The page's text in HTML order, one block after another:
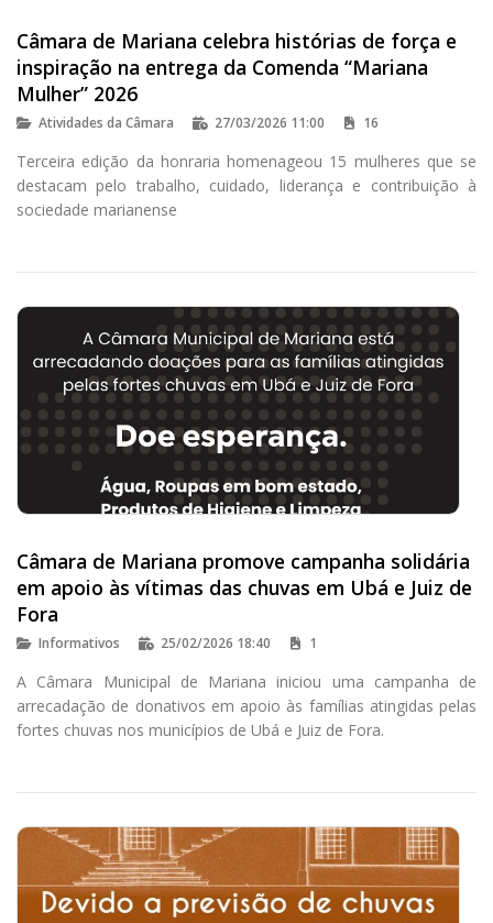
Câmara de Mariana celebra histórias de força e
inspiração na entrega da Comenda “Mariana
Mulher” 2026
Atividades da Câmara 27/03/2026 11:00 16
Terceira edição da honraria homenageou 15 mulheres que se
destacam pelo trabalho, cuidado, liderança e contribuição à
sociedade marianense
Câmara de Mariana promove campanha solidária
em apoio às vítimas das chuvas em Ubá e Juiz de
Fora
Informativos 25/02/2026 18:40 1
A Câmara Municipal de Mariana iniciou uma campanha de
arrecadação de donativos em apoio às famílias atingidas pelas
fortes chuvas nos municípios de Ubá e Juiz de Fora.